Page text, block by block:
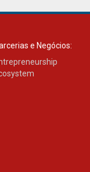
e Negócios: